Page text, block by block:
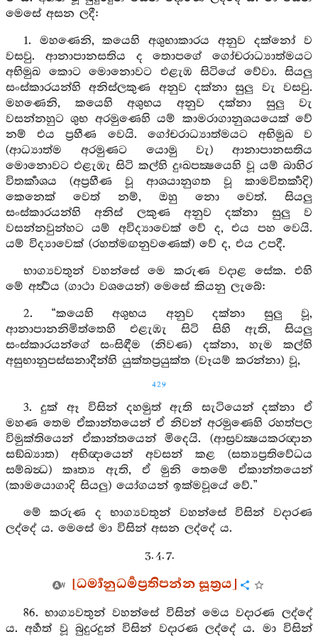
මෙසේ අසන ලදී:
1. මහණෙනි, කයෙහි අශුභාකාරය අනුව දක්නෝ ව
වසවු. ආනාපානසතිය ද තොපගේ ගෝචරාධ්‍යාත්මයට
අභිමුඛ කොට මොනොවට එළැඹ සිටියේ වේවා. සියලු
සංස්කාරයන්හි අනිස්ලකුණ අනුව දක්නා සුලු වැ වසවු.
මහණෙනි, කයෙහි අශුභය අනුව දක්නා සුලු වැ
වසන්නහුට ශුභ අරමුණෙහි යම් කාමරාගානුශයයෙක් වේ
නම් එය ප්‍රහීණ වෙයි. ගෝචරාධ්‍යාත්මයට අභිමුඛ ව
(ආධ්‍යාත්ම අරමුණට යොමු වැ) ආනාපානසතිය
මොනොවට එළැඹැ සිටි කල්හි දුඃඛපක්‍ෂයෙහි වූ යම් බාහිර
විතර්‍කාශය (අප්‍රහීණ වූ ආශයානුගත වූ කාමවිතර්‍කාදි)
කෙනෙක් වෙත් නම්, ඔහු නො වෙත්. සියලු
සංස්කාරයන්හි අනිස් ලකුණ අනුව දක්නා සුලු ව
වසන්නවුන්හට යම් අවිද්‍යාවෙක් වේ ද, එය පහ වෙයි.
යම් විද්‍යාවෙක් (රහත්මඟනුවණෙක්) වේ ද, එය උපදී.
භාග්‍යවතුන් වහන්සේ මෙ කරුණ වදාළ සේක. එහි
මේ අර්‍ත්‍ථය (ගාථා වශයෙන්) මෙසේ කියනු ලැබේ:
2. “කයෙහි අශුභය අනුව දක්නා සුලු වූ,
ආනාපානනිමිත්තෙහි එළැඹැ සිටි සිහි ඇති, සියලු
සංස්කාරයන්ගේ සංසිඳීම (නිවණ) දක්නා, හැම කල්හි
අසුභානුපස්සනාදීන්හි යුක්තප්‍රයුක්ත (වෑයම් කරන්නා) වූ,
429
3. දුක් ඈ විසින් දහමුත් ඇති සැටියෙන් දක්නා ඒ
මහණ තෙම ඒකාන්තයෙන් ඒ නිවන් අරමුණෙහි රහත්පල
විමුක්තියෙන් ඒකාන්තයෙන් මිදෙයි. (ආස්‍රවක්‍ෂයකරඥාන
සඞ්ඛ්‍යාත) අභිඥායෙන් අවසන් කළ (සත්‍යප්‍රතිවේධය
සම්බන්‍ධ) කෘත්‍ය ඇති, ඒ මුනි තෙමේ ඒකාන්තයෙන්
(කාමයොගාදි සියලු) යෝගයන් ඉක්මවූයේ වේ.”
මේ කරුණ ද භාග්‍යවතුන් වහන්සේ විසින් වදාරණ
ලද්දේ ය. මෙසේ මා විසින් අසන ලද්දේ ය.
3. 4. 7.
[ධර්‍මානුධර්‍මප්‍රතිපන්න සූත්‍රය]
86. භාග්‍යවතුන් වහන්සේ විසින් මෙය වදාරණ ලද්දේ
ය. අර්‍හත් වූ බුදුරදුන් විසින් වදාරණ ලද්දේ ය. මා විසින්